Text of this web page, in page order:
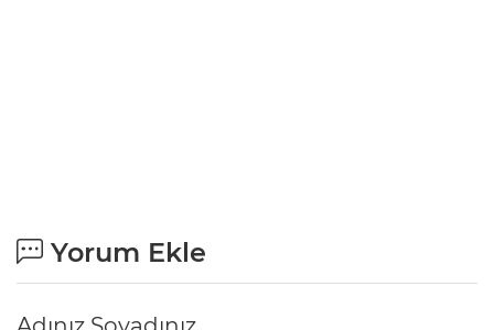
Yorum Ekle